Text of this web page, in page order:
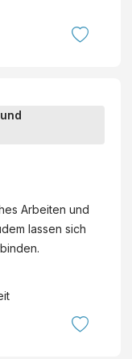
Arbeiten und
lassen sich